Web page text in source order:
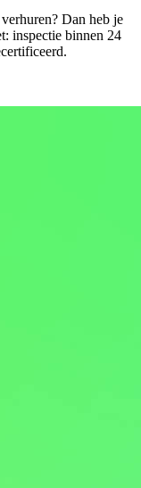
Dan heb je
inspectie binnen 24